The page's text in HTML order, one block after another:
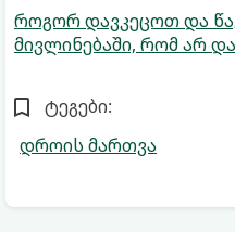
როგორ დავკეცოთ და
მივლინებაში, რომ არ
ტეგები:
დროის მართვა